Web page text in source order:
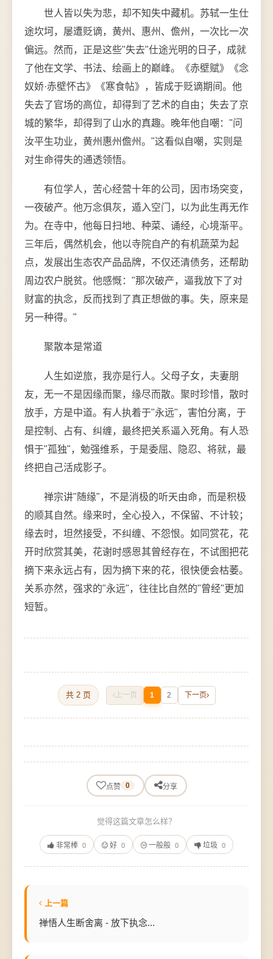
世人皆以失为悲，却不知失中藏机。苏轼一生仕
途坎坷，屡遭贬谪，黄州、惠州、儋州，一次比一次
偏远。然而，正是这些"失去"仕途光明的日子，成就
了他在文学、书法、绘画上的巅峰。《赤壁赋》《念
奴娇·赤壁怀古》《寒食帖》，皆成于贬谪期间。他
失去了官场的高位，却得到了艺术的自由；失去了京
城的繁华，却得到了山水的真趣。晚年他自嘲："问
汝平生功业，黄州惠州儋州。"这看似自嘲，实则是
对生命得失的通透领悟。
有位学人，苦心经营十年的公司，因市场突变，
一夜破产。他万念俱灰，遁入空门，以为此生再无作
为。在寺中，他每日扫地、种菜、诵经，心境渐平。
三年后，偶然机会，他以寺院自产的有机蔬菜为起
点，发展出生态农产品品牌，不仅还清债务，还帮助
周边农户脱贫。他感慨："那次破产，逼我放下了对
财富的执念，反而找到了真正想做的事。失，原来是
另一种得。"
聚散本是常道
人生如逆旅，我亦是行人。父母子女，夫妻朋
友，无一不是因缘而聚，缘尽而散。聚时珍惜，散时
放手，方是中道。有人执着于"永远"，害怕分离，于
是控制、占有、纠缠，最终把关系逼入死角。有人恐
惧于"孤独"，勉强维系，于是委屈、隐忍、将就，最
终把自己活成影子。
禅宗讲"随缘"，不是消极的听天由命，而是积极
的顺其自然。缘来时，全心投入，不保留、不计较；
缘去时，坦然接受，不纠缠、不怨恨。如同赏花，花
开时欣赏其美，花谢时感恩其曾经存在，不试图把花
摘下来永远占有，因为摘下来的花，很快便会枯萎。
关系亦然，强求的"永远"，往往比自然的"曾经"更加
短暂。
共 2 页 上一页 1 2 下一页
点赞 0 分享
觉得这篇文章怎么样？
非常棒 0 好 0 一般般 0 垃圾 0
上一篇
禅悟人生断舍离 - 放下执念...